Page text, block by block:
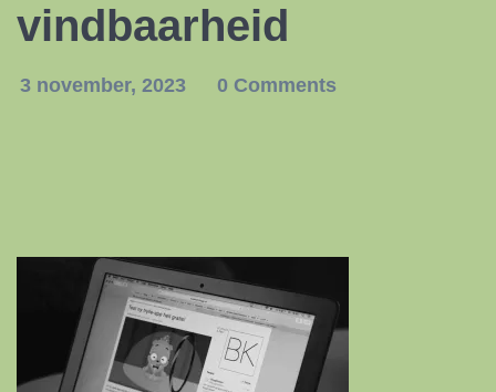
vindbaarheid
3 november, 2023 0 Comments